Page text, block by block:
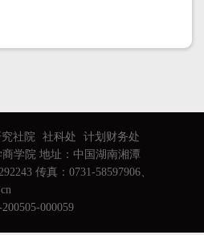
社院 社科处
计划财务处
商学院 地址：中国湖南湘潭
传真：0731-58597906、
000059